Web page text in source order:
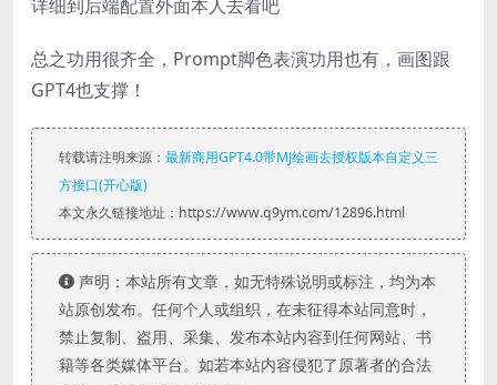
详细到后端配置外面本人去看吧
总之功用很齐全，Prompt脚色表演功用也有，画图跟
GPT4也支撑！
转载请注明来源： 最新商用GPT4.0带MJ绘画去授权版本自定义三
方接口(开心版)
本文永久链接地址：https://www.q9ym.com/12896.html
声明：本站所有文章，如无特殊说明或标注，均为本
站原创发布。任何个人或组织，在未征得本站同意时，
禁止复制、盗用、采集、发布本站内容到任何网站、书
籍等各类媒体平台。如若本站内容侵犯了原著者的合法